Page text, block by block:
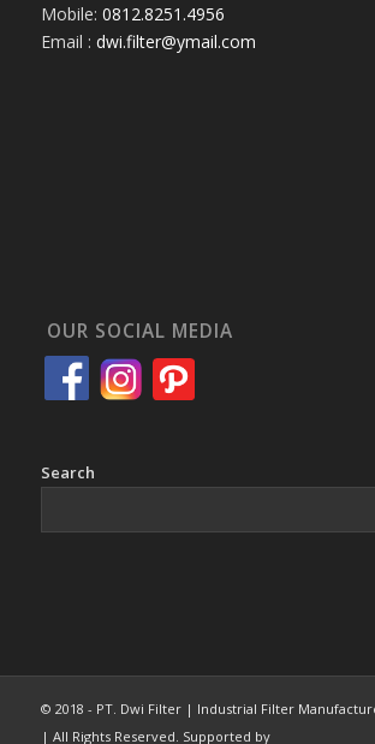
Mobile: 0812.8251.4956
Email : dwi.filter@ymail.com
OUR SOCIAL MEDIA
Search
© 2018 - PT. Dwi Filter | Industrial Filter
| All Rights Reserved. Supported by